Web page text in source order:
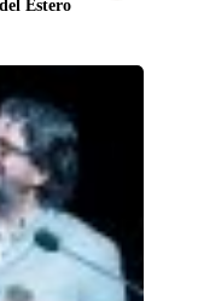
Estero